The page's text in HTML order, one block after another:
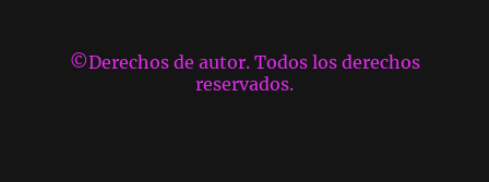
©Derechos de autor. Todos los derechos
reservados.